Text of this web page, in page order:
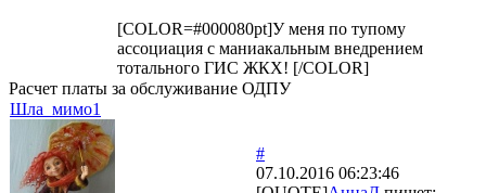
[COLOR=#000080pt]У меня по тупому
ассоциация с маниакальным внедрением
тотального ГИС ЖКХ! [/COLOR]
Расчет платы за обслуживание ОДПУ
Шла_мимо1
#
07.10.2016 06:23:46